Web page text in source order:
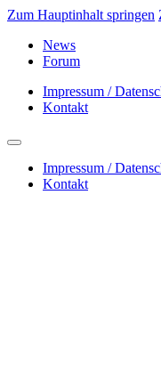
Zum Hauptinhalt springen
News
Forum
Impressum /
Kontakt
Impressum /
Kontakt